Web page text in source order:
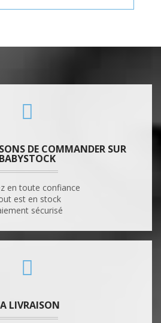
DE COMMANDER SUR
BABYSTOCK
en toute confiance
est en stock
sécurisé
LIVRAISON